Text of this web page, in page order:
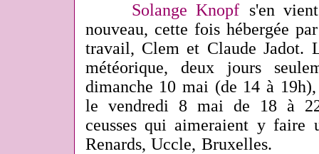
Solange Knopf s'en
nouveau, cette fois hébergée
travail, Clem et Claude Jadot.
météorique, deux jours
dimanche 10 mai (de 14 à 19h),
le vendredi 8 mai de 18 à
ceusses qui aimeraient y
Renards, Uccle, Bruxelles.